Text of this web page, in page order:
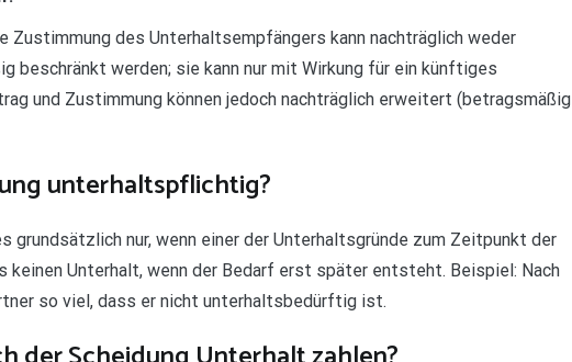
Zustimmung des Unterhaltsempfängers kann nachträglich weder
beschränkt werden; sie kann nur mit Wirkung für ein künftiges
und Zustimmung können jedoch nachträglich erweitert (betragsmäßig
unterhaltspflichtig?
grundsätzlich nur, wenn einer der Unterhaltsgründe zum Zeitpunkt der
keinen Unterhalt, wenn der Bedarf erst später entsteht. Beispiel: Nach
so viel, dass er nicht unterhaltsbedürftig ist.